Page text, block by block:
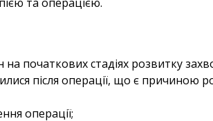
початкових стадіях розвитку
після операції, що є причиною
операції;